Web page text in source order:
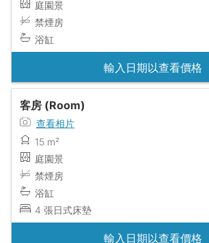
庭園景
禁煙房
浴缸
輸入日期以查看價格
客房 (Room)
查看相片
15 m²
庭園景
禁煙房
浴缸
4 張日式床墊
輸入日期以查看價格